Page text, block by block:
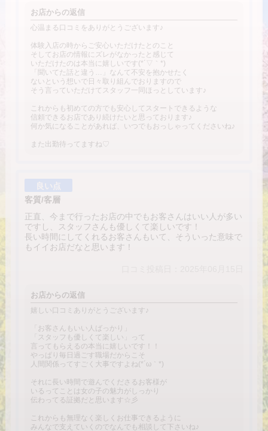
お店からの返信
心温まる口コミをありがとうございます♪
体験入店の時からご安心いただけたとのこと
そしてお店の情報にズレがなかったと感じて
いただけたのは本当に嬉しいです(*´▽｀*)
「聞いてた話と違う…」なんて不安を抱かせたく
ないという想いで日々取り組んでおりますので
そう言っていただけてスタッフ一同ほっとしています♪
これからも初めての方でも安心してスタートできるような
信頼できるお店であり続けたいと思っております♪
何か気になることがあれば、いつでもおっしゃってくださいね♪
また出勤待ってますね♡
良い点
客質/客層
正直、今まで行ったお店の中でもお客さんはいい人が多い
ですし、スタッフさんも優しくて楽しいです！
長い時間にしてくれるお客さんもいて、そういった意味で
もイイお店だなと思います！
お店からの返信
嬉しい口コミありがとうございます♪
「お客さんもいい人ばっかり」
「スタッフも優しくて楽しい」って
言ってもらえるの本当に嬉しいです！！
やっぱり毎日過ごす職場だからこそ
人間関係ってすごく大事ですよね(*´ω｀*)
それに長い時間で遊んでくださるお客様が
いるってことは女の子の魅力がしっかり
伝わってる証拠だと思います☆彡
これからも無理なく楽しくお仕事できるように
みんなで支えていくのでなんでも相談して下さいね♪